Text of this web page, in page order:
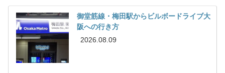
御堂筋線・梅田駅からビルボードライブ大
阪への行き方
2026.08.09